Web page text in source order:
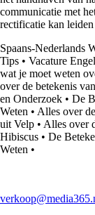
communicatie met
rectificatie kan
Spaans-Nederlands
Tips • Vacature
wat je moet weten
over de betekenis
en Onderzoek • De
Weten • Alles over
uit Velp • Alles over
Hibiscus • De
Weten •